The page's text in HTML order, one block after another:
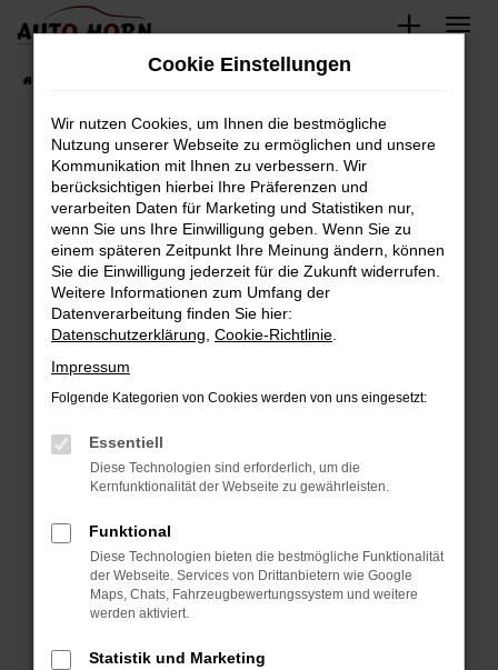
Zum
springen
Fahrzeugbestand
Fehler: Network Error
Beim Laden ist ein Fehler aufgetreten.
Hier sind ein paar Tipps, die dir helfen können:
Überprüfe deine Firewall und deine
Internetverbindung.
Laden andere Webseiten, zum Beispiel deine
Suchmaschine?
Prüfe deine Browsererweiterungen.
können das Laden bestimmter Seiten
verhindern. Funktioniert die Seite in einem
anderen Browser oder in einem privaten
Starte dein Gerät neu.
Das kann manchmal helfen, vorübergehende
Probleme zu beheben.
Betriebssystem auf dem neuesten Stand
Cookie Einstellungen
Wir nutzen Cookies, um Ihnen die bestmögliche
Nutzung unserer Webseite zu ermöglichen und unsere
Kommunikation mit Ihnen zu verbessern. Wir
berücksichtigen hierbei Ihre Präferenzen und
verarbeiten Daten für Marketing und Statistiken nur,
wenn Sie uns Ihre Einwilligung geben. Wenn Sie zu
einem späteren Zeitpunkt Ihre Meinung ändern, können
Sie die Einwilligung jederzeit für die Zukunft widerrufen.
Weitere Informationen zum Umfang der
Datenverarbeitung finden Sie hier:
Datenschutzerklärung Cookie-Richtlinie
Impressum
Folgende Kategorien von Cookies werden von uns eingesetzt:
Essentiell
Diese Technologien sind erforderlich, um die
Kernfunktionalität der Webseite zu gewährleisten.
Funktional
Diese Technologien bieten die bestmögliche Funktionalität
der Webseite. Services von Drittanbietern wie Google
Maps, Chats, Fahrzeugbewertungssystem und weitere
werden aktiviert.
Statistik und Marketing